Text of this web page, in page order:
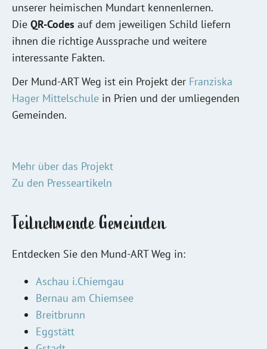
unserer heimischen Mundart kennenlernen.
Die QR-Codes auf dem jeweiligen Schild liefern
ihnen die richtige Aussprache und weitere
interessante Fakten.
Der Mund-ART Weg ist ein Projekt der Franziska
Hager Mittelschulein Prien und der umliegenden
Gemeinden.
Mehr über das Projekt
Zu den Presseartikeln
Teilnehmende Gemeinden
Entdecken Sie den Mund-ART Weg in:
Aschau i.Chiemgau
Bernau am Chiemsee
Breitbrunn
Eggstätt